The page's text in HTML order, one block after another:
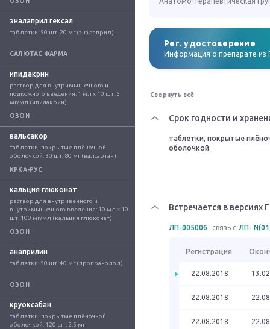
эналаприл гексал
таблетки: 50 шт. 20 мг (эналаприл)
САЛЮТАС ФАРМА
ипидакрин
раствор для внутримышечного и
подкожного введения: 1 мл x 10 шт. 5
мг/мл (ипидакрин)
ОЗОН
вальсакор
таблетки, покрытые плёночной
оболочкой: 30 шт. 80 мг (валсартан)
КРКА-РУС
кальция глюконат
раствор для внутривенного и
внутримышечного введения: 10 мл x 10
шт. 100 мг/мл (кальция глюконат)
ОЗОН
анаприлин
таблетки: 50 шт. 40 мг (пропранолол)
ОЗОН
круоксабан
таблетки, покрытые плёночной
оболочкой: 120 шт. 2.5 мг
Рег. удостоверение
Информация о препарате из
Свернуть всё
Срок годности и
таблетки, покрытые
оболочкой
Встречается в версиях
ЛП-005006 связь с ЛП-
Регистрация
22.08.2018
22.08.2018
22.08.2018